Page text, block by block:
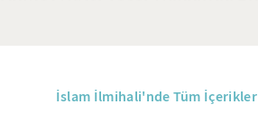
İslam İlmihali'nde Tüm İçerikler